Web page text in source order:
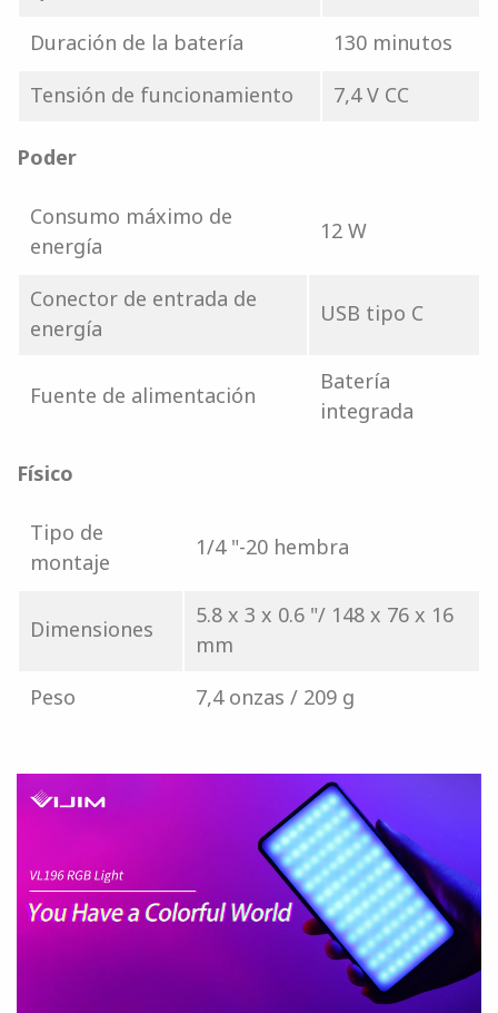
Duración de la batería
130 minutos
Tensión de funcionamiento
7,4 V CC
Poder
Consumo máximo de
energía
12 W
Conector de entrada de
energía
USB tipo C
Fuente de alimentación
Batería
integrada
Físico
Tipo de
montaje
1/4 "-20 hembra
Dimensiones
5.8 x 3 x 0.6 "/ 148 x 76 x 16
mm
Peso
7,4 onzas / 209 g